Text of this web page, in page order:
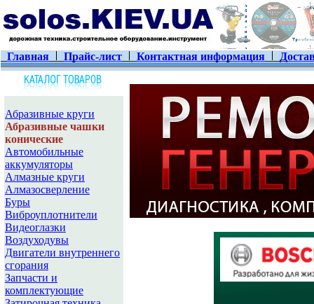
Главная Прайс-лист Контактная информация
Абразивные круги
Абразивные чашки
конические
Автомобильные
аккумуляторы
Алмазные круги
Алмазосверление
Буры
Виброуплотнители
Видеоглазки
Воздуходувы
Двигатели внутреннего
сгорания
Запчасти и
комплектующие